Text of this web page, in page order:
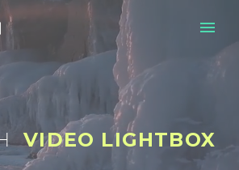
VIDEO LIGHTBOX